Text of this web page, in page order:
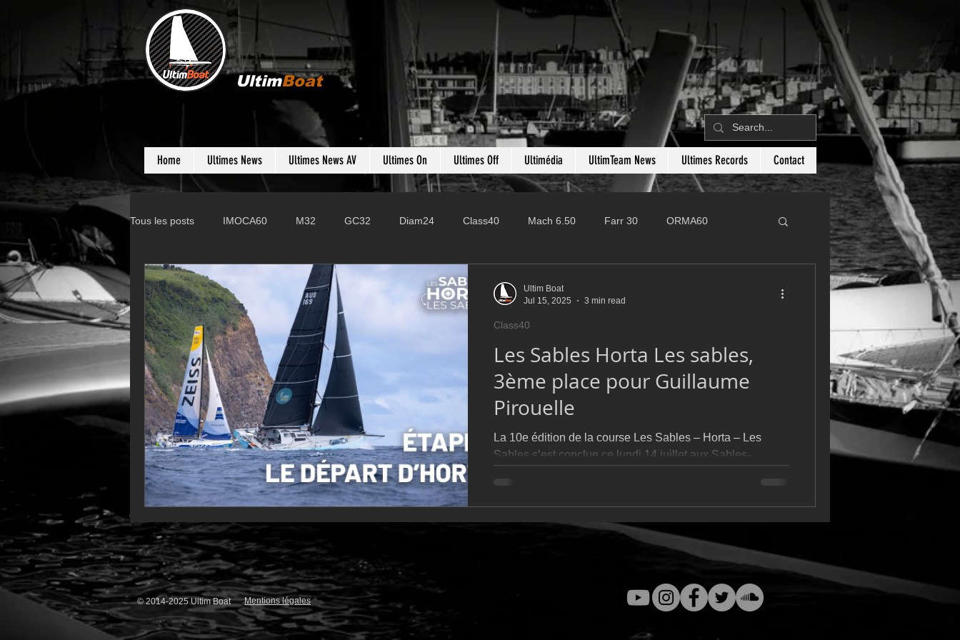
UltimBoat
Home Ultimes News Ultimes News AV Ultimes On Ultimes Off Ultimédia UltimTeam News Ultimes Records Contact
Tous les posts IMOCA60 M32 GC32 Diam24 Class40 Mach 6.50 Farr 30 ORMA60
Gunboat Farr 280 Fast 40 PAC52 Ocean Fifty
VOR60 Class Rhum JMD54
F18 TF35 Business
Les Sables Horta Les sables,
3ème place pour Guillaume
Pirouelle
La 10e édition de la course Les Sables – Horta – Les
Sables s’est conclue ce lundi 14 juillet aux Sables-
manche en double, suivie d’un retour en solitaire – a une
fois de plus confirmé la densité du plateau en Class40 et
la complexité stratégique de l’épreuve. Parmi les marins
qui se sont distingués, Guillaume Pirouelle sur Seafrigo
Class40
Ultim Boat
Jul 15, 2025
3 min read
© 2014-2025 Ultim Boat Mentions légales